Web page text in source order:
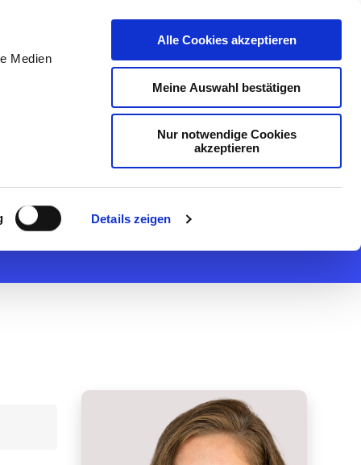
Medien
Details zeigen
Alle Cookies akzeptieren
Meine Auswahl bestätigen
Nur notwendige Cookies
akzeptieren
DE Initiativ bewerben